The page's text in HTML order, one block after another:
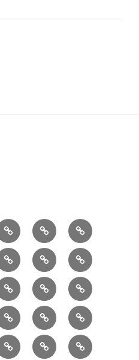
3/10：
は
ぎ
れ
4/10：
Ｈ
Ｍ
Ｂ
教
室
5/10：
事
業
9/10：
コ
ー
デ
creema
で
販
売
中
の
ハ
①
入
園
バ
ッ
グ
セ
⑤
巾
着
シ
ョ
⑥
小
動
物
用
⑦
リ
ュ
ッ
ク
⑪
マ
ス
⑫
ポ
ー
⑬
ボ
デ
⑰
ピ
⑱
ビ
⑲
バ